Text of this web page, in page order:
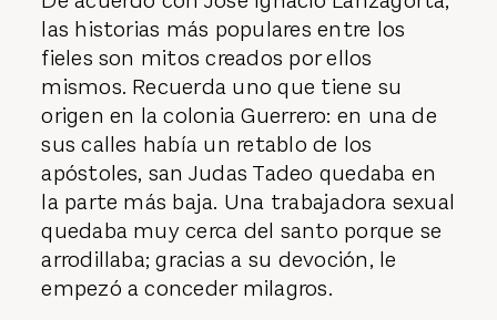
las historias más populares entre los
fieles son mitos creados por ellos
mismos. Recuerda uno que tiene su
origen en la colonia Guerrero: en una de
sus calles había un retablo de los
apóstoles, san Judas Tadeo quedaba en
la parte más baja. Una trabajadora sexual
quedaba muy cerca del santo porque se
arrodillaba; gracias a su devoción, le
empezó a conceder milagros.